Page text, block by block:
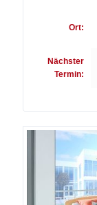
Ort:
Nächster
Termin: